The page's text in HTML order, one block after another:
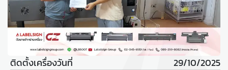
ติดตั้งเครื่องวันที่ 29/10/2025